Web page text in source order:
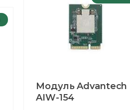
Модуль Advantech
AIW-154